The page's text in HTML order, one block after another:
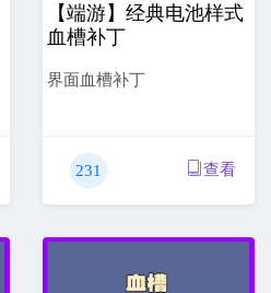
【端游】经典电池样式
血槽补丁
界面血槽补丁
231 查看